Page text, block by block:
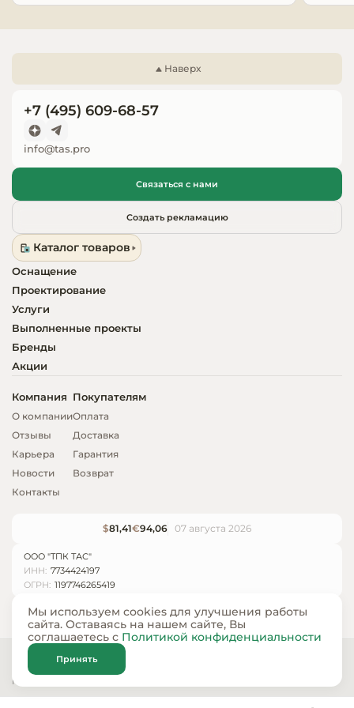
Наверх
+7 (495) 609-68-57
info@tas.pro
Связаться с нами
Создать рекламацию
Каталог товаров
Оснащение
Проектирование
Услуги
Выполненные проекты
Бренды
Акции
Компания
О компании
Отзывы
Карьера
Новости
Контакты
Покупателям
Оплата
Доставка
Гарантия
Возврат
$81,41€94,06 07 августа 2026
ООО "ТПК ТАС"
ИНН: 7734424197
ОГРН: 1197746265419
© ООО «ТПК ТАС» 2024 — 2026
Карта сайта
Политика конфиденциальности
Мы используем cookies для улучшения работы
сайта. Оставаясь на нашем сайте, Вы
соглашаетесь с Политикой конфиденциальности
Принять